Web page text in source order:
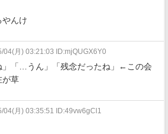
やんけ
04(月) 03:21:03 ID:mjQUGX6Y0
」「…うん」「残念だったね」←この会
が草
04(月) 03:35:51 ID:49vw6gCl1